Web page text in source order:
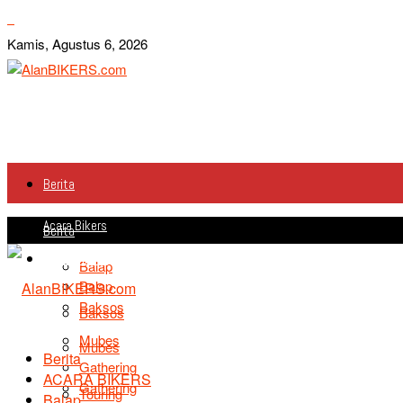
Kamis, Agustus 6, 2026
Berita
Acara Bikers
Balap
Baksos
Mubes
Gathering
Berita
Acara Bikers
Balap
Baksos
Mubes
Gathering
Touring
Berita
ACARA BIKERS